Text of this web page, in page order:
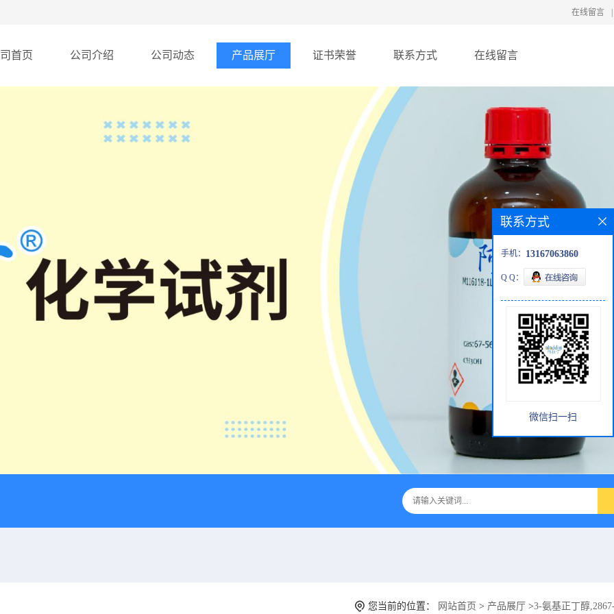
在线留言
首页 公司介绍 公司动态 产品展厅 证书荣誉 联系方式 在线留言
您当前的位置： 网站首页 > 产品展厅 >3-氨基正丁醇
联系方式
手机： 13167063860
Q Q：
微信扫一扫